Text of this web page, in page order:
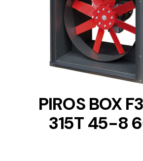
DETAILS
PIROS BOX
315T 45-8